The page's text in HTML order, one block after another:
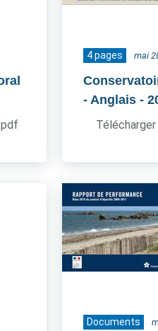
4 pages mai
- Anglais -
Documents